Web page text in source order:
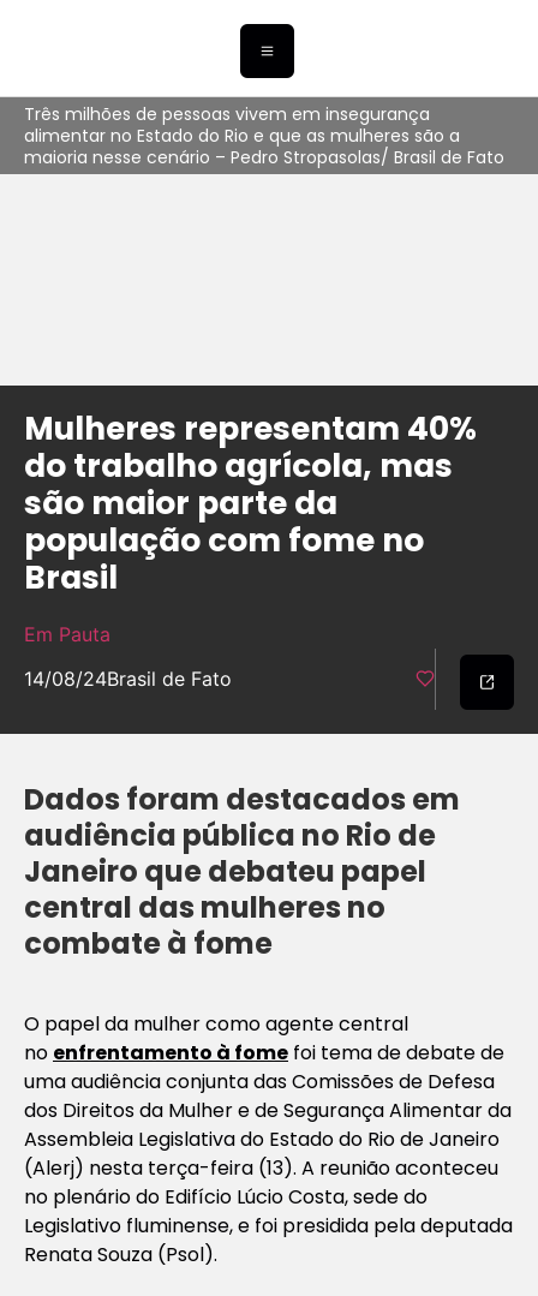
Três milhões de pessoas vivem em insegurança
alimentar no Estado do Rio e que as mulheres são a
maioria nesse cenário – Pedro Stropasolas/ Brasil de Fato
Mulheres representam 40%
do trabalho agrícola, mas
são maior parte da
população com fome no
Brasil
Em Pauta
14/08/24Brasil de Fato
Dados foram destacados em
audiência pública no Rio de
Janeiro que debateu papel
central das mulheres no
combate à fome
O papel da mulher como agente central
no enfrentamento à fome foi tema de debate de
uma audiência conjunta das Comissões de Defesa
dos Direitos da Mulher e de Segurança Alimentar da
Assembleia Legislativa do Estado do Rio de Janeiro
(Alerj) nesta terça-feira (13). A reunião aconteceu
no plenário do Edifício Lúcio Costa, sede do
Legislativo fluminense, e foi presidida pela deputada
Renata Souza (Psol).